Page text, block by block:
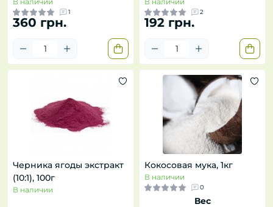
1
360 грн.
2
192 грн.
Черника ягоды экстракт
(10:1), 100г
В наличии
Кокосовая мука, 1кг
В наличии
0
Вес